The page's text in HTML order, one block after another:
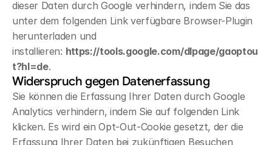
dieser Daten durch Google verhindern, indem Sie das
unter dem folgenden Link verfügbare Browser-Plugin
herunterladen und
installieren: https://tools.google.com/dlpage/gaoptou
t?hl=de.
Widerspruch gegen Datenerfassung
Sie können die Erfassung Ihrer Daten durch Google
Analytics verhindern, indem Sie auf folgenden Link
klicken. Es wird ein Opt-Out-Cookie gesetzt, der die
Erfassung Ihrer Daten bei zukünftigen Besuchen